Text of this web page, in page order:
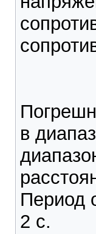
в
Период
2 с.